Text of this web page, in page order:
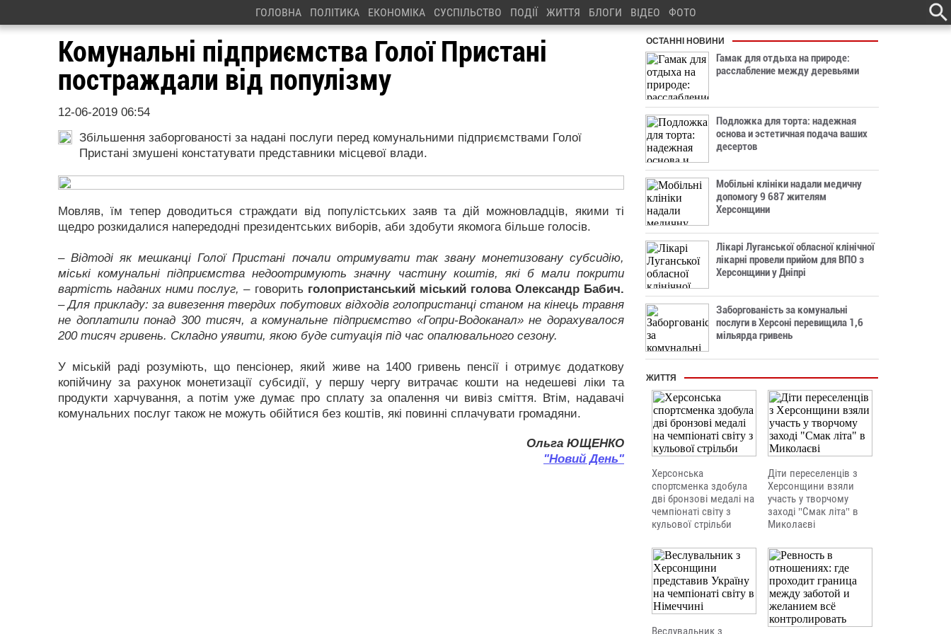
ГОЛОВНА ПОЛІТИКА ЕКОНОМІКА СУСПІЛЬСТВО ПОДІЇ ЖИТТЯ БЛОГИ ВІДЕО ФОТО
Комунальні підприємства Голої Пристані
постраждали від популізму
12-06-2019 06:54
Збільшення заборгованості за надані послуги перед комунальними підприємствами Голої
Пристані змушені констатувати представники місцевої влади.
Мовляв, їм тепер доводиться страждати від популістських заяв та дій можновладців, якими ті
щедро розкидалися напередодні президентських виборів, аби здобути якомога більше голосів.
– Відтоді як мешканці Голої Пристані почали отримувати так звану монетизовану субсидію,
міські комунальні підприємства недоотримують значну частину коштів, які б мали покрити
вартість наданих ними послуг, – говорить голопристанський міський голова Олександр Бабич.
– Для прикладу: за вивезення твердих побутових відходів голопристанці станом на кінець травня
не доплатили понад 300 тисяч, а комунальне підприємство «Гопри-Водоканал» не дорахувалося
200 тисяч гривень. Складно уявити, якою буде ситуація під час опалювального сезону.
У міській раді розуміють, що пенсіонер, який живе на 1400 гривень пенсії і отримує додаткову
копійчину за рахунок монетизації субсидії, у першу чергу витрачає кошти на недешеві ліки та
продукти харчування, а потім уже думає про сплату за опалення чи вивіз сміття. Втім, надавачі
комунальних послуг також не можуть обійтися без коштів, які повинні сплачувати громадяни.
Ольга ЮЩЕНКО
"Новий День"
ОСТАННІ НОВИНИ
Гамак для отдыха на природе:
расслабление между деревьями
Подложка для торта: надежная
основа и эстетичная подача ваших
десертов
Мобільні клініки надали медичну
допомогу 9 687 жителям
Херсонщини
Лікарі Луганської обласної клінічної
лікарні провели прийом для ВПО з
Херсонщини у Дніпрі
Заборгованість за комунальні
послуги в Херсоні перевищила 1,6
мільярда гривень
ЖИТТЯ
Херсонська
спортсменка здобула
дві бронзові медалі на
чемпіонаті світу з
кульової стрільби
Діти переселенців з
Херсонщини взяли
участь у творчому
заході "Смак літа" в
Миколаєві
Веслувальник з